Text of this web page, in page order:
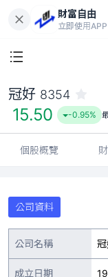
財富自由
立即使用
冠好 8354
15.50 -0.95%
個股概覽
公司資料
公司名稱
成立日期